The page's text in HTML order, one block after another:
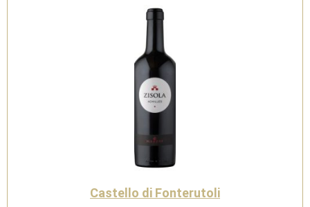
Castello di Fonterutoli